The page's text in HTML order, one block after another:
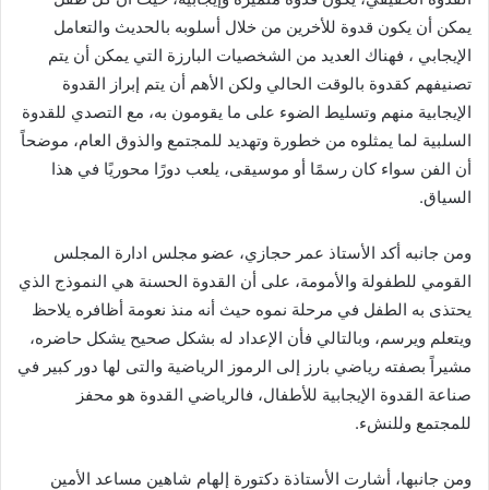
يمكن أن يكون قدوة للأخرين من خلال أسلوبه بالحديث والتعامل
الإيجابي ، فهناك العديد من الشخصيات البارزة التي يمكن أن يتم
تصنيفهم كقدوة بالوقت الحالي ولكن الأهم أن يتم إبراز القدوة
الإيجابية منهم وتسليط الضوء على ما يقومون به، مع التصدي للقدوة
السلبية لما يمثلوه من خطورة وتهديد للمجتمع والذوق العام، موضحاً
أن الفن سواء كان رسمًا أو موسيقى، يلعب دورًا محوريًا في هذا
السياق.
ومن جانبه أكد الأستاذ عمر حجازي، عضو مجلس ادارة المجلس
القومي للطفولة والأمومة، على أن القدوة الحسنة هي النموذج الذي
يحتذى به الطفل في مرحلة نموه حيث أنه منذ نعومة أظافره يلاحظ
ويتعلم ويرسم، وبالتالي فأن الإعداد له بشكل صحيح يشكل حاضره،
مشيراً بصفته رياضي بارز إلى الرموز الرياضية والتى لها دور كبير في
صناعة القدوة الإيجابية للأطفال، فالرياضي القدوة هو محفز
للمجتمع وللنشء.
ومن جانبها، أشارت الأستاذة دكتورة إلهام شاهين مساعد الأمين